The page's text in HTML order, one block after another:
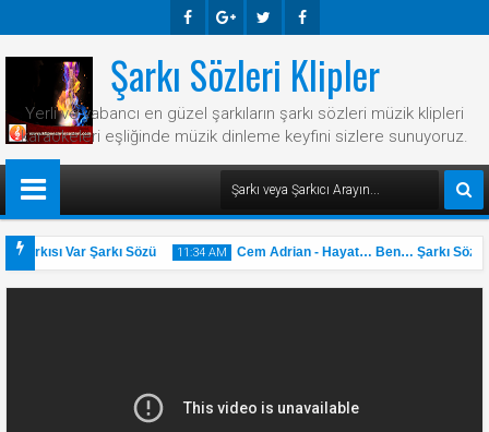
Ook E-
Plus
R Ook
Şarkı Sözleri Klipler
Yerli ve yabancı en güzel şarkıların şarkı sözleri müzik klipleri
karaokeleri eşliğinde müzik dinleme keyfini sizlere sunuyoruz.
Var Şarkı Sözü 11:34 AM
31 May
2025
Cem Adrian - Hayat… Ben… Şarkı Sözü